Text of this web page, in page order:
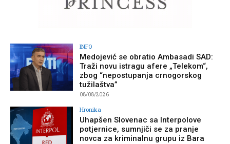
INFO
Medojević se obratio Ambasadi SAD:
Traži novu istragu afere „Telekom“,
zbog “nepostupanja crnogorskog
tužilaštva”
08/08/2026
Hronika
Uhapšen Slovenac sa Interpolove
potjernice, sumnjiči se za pranje
novca za kriminalnu grupu iz Bara